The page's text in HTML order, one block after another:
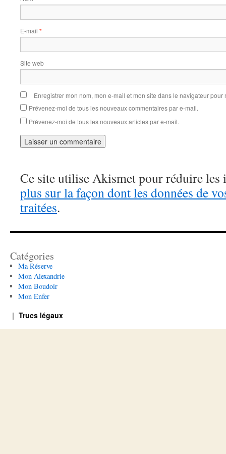
E-mail *
Site web
Enregistrer mon nom, mon e-mail et mon site dans le navigateur
Prévenez-moi de tous les nouveaux commentaires par e-mail.
Prévenez-moi de tous les nouveaux articles par e-mail.
Ce site utilise Akismet pour réduire les
plus sur la façon dont les données de
traitées.
Catégories
Ma Réserve
Mon Alexandrie
Mon Boudoir
Mon Enfer
Trucs légaux